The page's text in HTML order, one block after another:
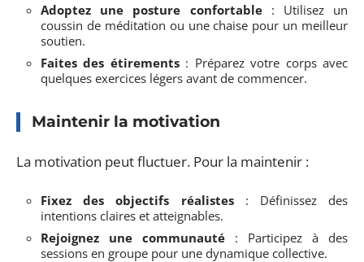
Adoptez une posture confortable: Utilisez un
coussin de méditation ou une chaise pour un meilleur
soutien.
Faites des étirements: Préparez votre corps avec
quelques exercices légers avant de commencer.
Maintenir la motivation
La motivation peut fluctuer. Pour la maintenir :
Fixez des objectifs réalistes: Définissez des
intentions claires et atteignables.
Rejoignez une communauté : Participez à des
sessions en groupe pour une dynamique collective.